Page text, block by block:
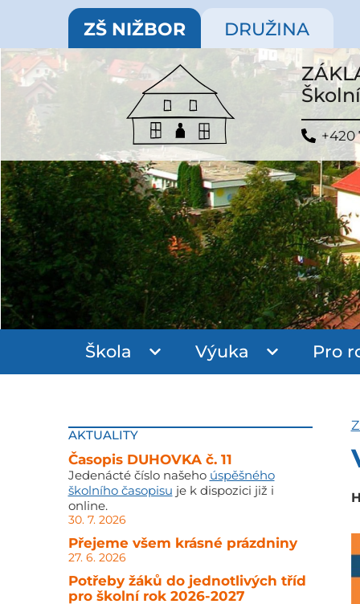
ZŠ NIŽBOR DRUŽINA
+420
Škola Výuka Pro
AKTUALITY
Časopis DUHOVKA č. 11
Jedenácté číslo našeho úspěšného
školního časopisu je k dispozici již i
online.
30. 7. 2026
Přejeme všem krásné prázdniny
27. 6. 2026
Potřeby žáků do jednotlivých tříd
pro školní rok 2026-2027